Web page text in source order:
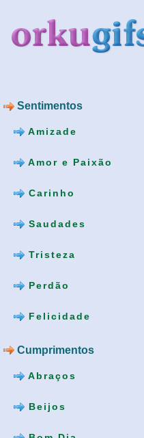
Sentimentos
Amizade
Amor e Paixão
Carinho
Saudades
Tristeza
Perdão
Felicidade
Cumprimentos
Abraços
Beijos